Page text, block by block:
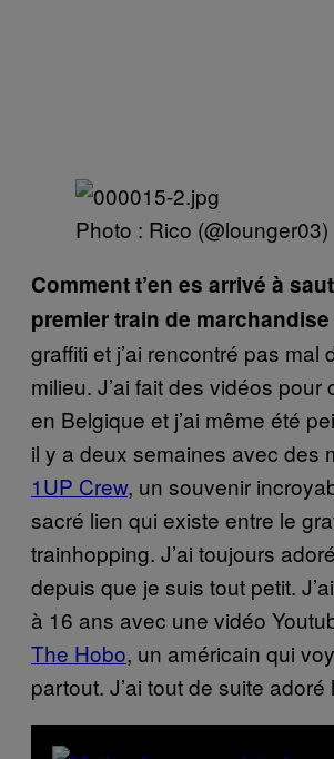
Photo : Rico (@lounger03)
Comment t’en es arrivé à
premier train de marchandise
graffiti et j’ai rencontré pas mal
milieu. J’ai fait des vidéos pour
en Belgique et j’ai même été
il y a deux semaines avec des
1UP Crew, un souvenir
sacré lien qui existe entre le
trainhopping. J’ai toujours
depuis que je suis tout petit.
à 16 ans avec une vidéo
The Hobo, un américain qui
partout. J’ai tout de suite adoré